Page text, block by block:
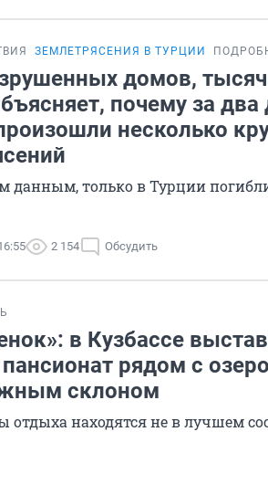
ЗЕМЛЕТРЯСЕНИЯ В ТУРЦИИ
домов,
почему за два
несколько
данным, только в Турции
2 154 Обсудить
в Кузбассе
рядом с
склоном
отдыха находятся не в лучшем